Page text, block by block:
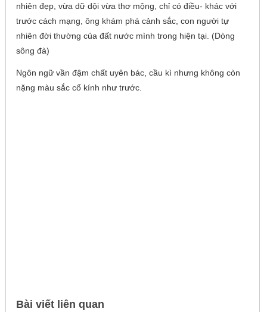
nhiên đẹp, vừa dữ dội vừa thơ mộng, chỉ có điều- khác với
trước cách mạng, ông khám phá cảnh sắc, con người tự
nhiên đời thường của đất nước mình trong hiện tại. (Dòng
sông đà)
Ngôn ngữ vần đậm chất uyên bác, cầu kì nhưng không còn
nặng màu sắc cổ kính như trước.
Bài viết liên quan